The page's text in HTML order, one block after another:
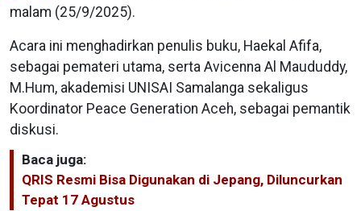
malam (25/9/2025).
Acara ini menghadirkan penulis buku, Haekal Afifa,
sebagai pemateri utama, serta Avicenna Al Maududdy,
M.Hum, akademisi UNISAI Samalanga sekaligus
Koordinator Peace Generation Aceh, sebagai pemantik
diskusi.
Baca juga:
QRIS Resmi Bisa Digunakan di Jepang, Diluncurkan
Tepat 17 Agustus